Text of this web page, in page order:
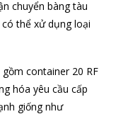
chuyển bàng tàu
thể xử dụng loại
container 20 RF
hóa yêu cầu cấp
giống như